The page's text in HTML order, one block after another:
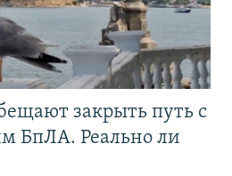
закрыть путь с
БпЛА. Реально ли